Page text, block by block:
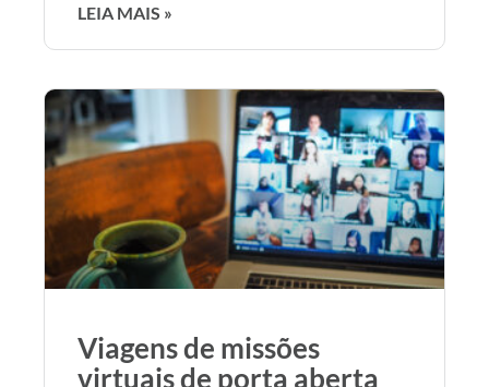
LEIA MAIS »
Viagens de missões
virtuais de porta aberta